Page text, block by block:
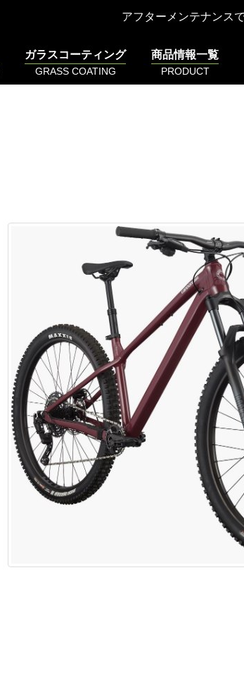
アフターメンテナンス
ガラスコーティング
GRASS COATING
商品情報一覧
PRODUCT